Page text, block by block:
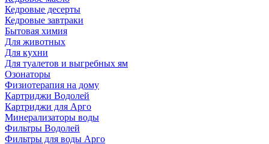
Кедровые десерты
Кедровые завтраки
Бытовая химия
Для животных
Для кухни
Для туалетов и выгребных ям
Озонаторы
Физиотерапия на дому
Картриджи Водолей
Картриджи для Арго
Минерализаторы воды
Фильтры Водолей
Фильтры для воды Арго